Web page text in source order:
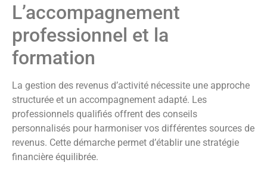
L’accompagnement
professionnel et la
formation
La gestion des revenus d’activité nécessite une approche
structurée et un accompagnement adapté. Les
professionnels qualifiés offrent des conseils
personnalisés pour harmoniser vos différentes sources de
revenus. Cette démarche permet d’établir une stratégie
financière équilibrée.